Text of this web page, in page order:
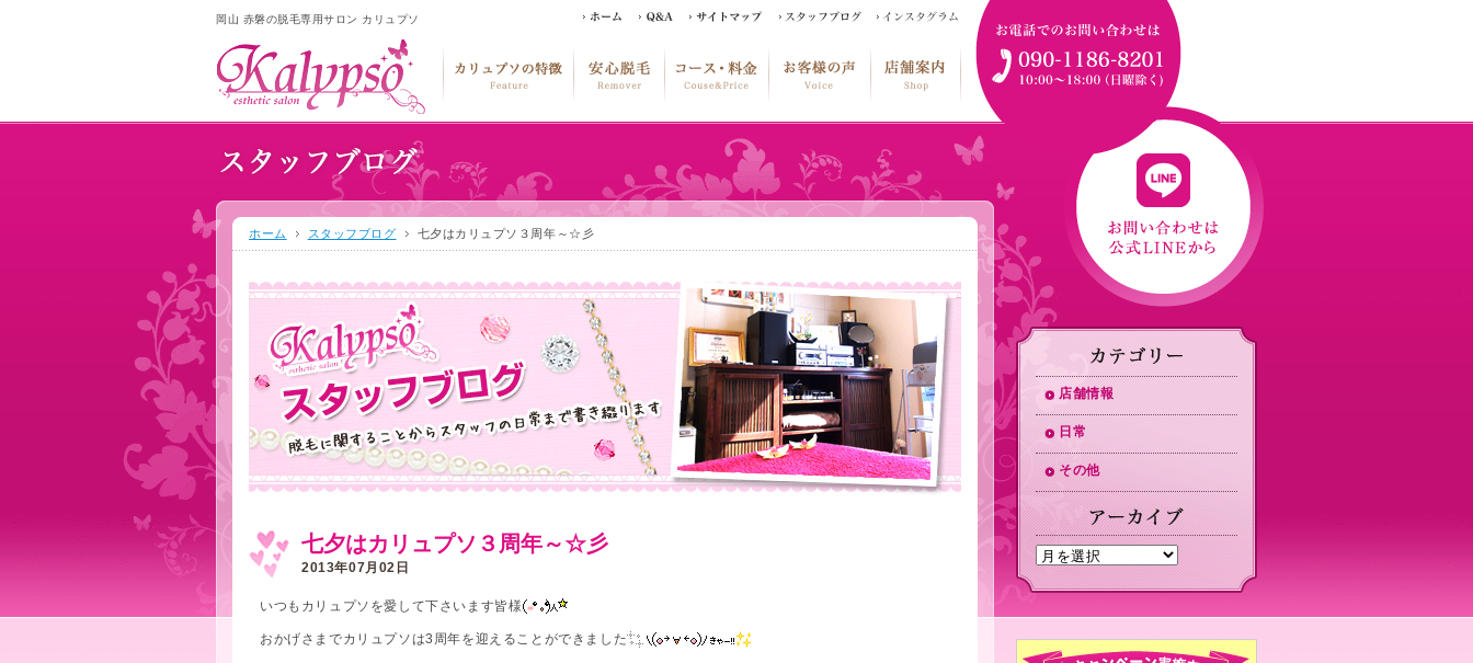
岡山 赤磐の脱毛専用サロン カリュプソ
ホーム スタッフブログ 七夕はカリュプソ３周年～☆彡
七夕はカリュプソ３周年～☆彡
2013年07月02日
いつもカリュプソを愛して下さいます皆様
おかげさまでカリュプソは3周年を迎えることができました
店舗情報
日常
その他